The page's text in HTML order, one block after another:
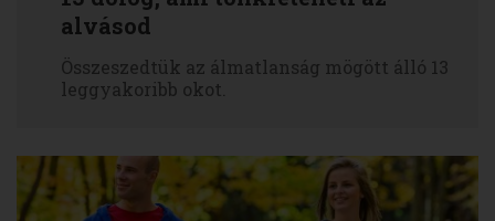
alvásod
Összeszedtük az álmatlanság mögött álló 13
leggyakoribb okot.